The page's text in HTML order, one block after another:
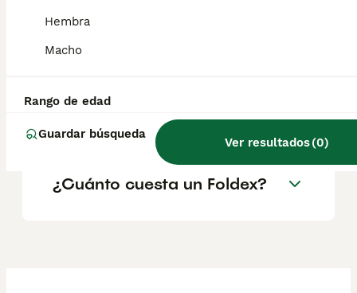
Hembra
Macho
Rango de edad
Guardar búsqueda
Ver resultados(0)
¿Son sanos los gatos
Foldex?
¿Qué características tiene la
raza de gato Foldex?
¿Cuánto cuesta un Foldex?